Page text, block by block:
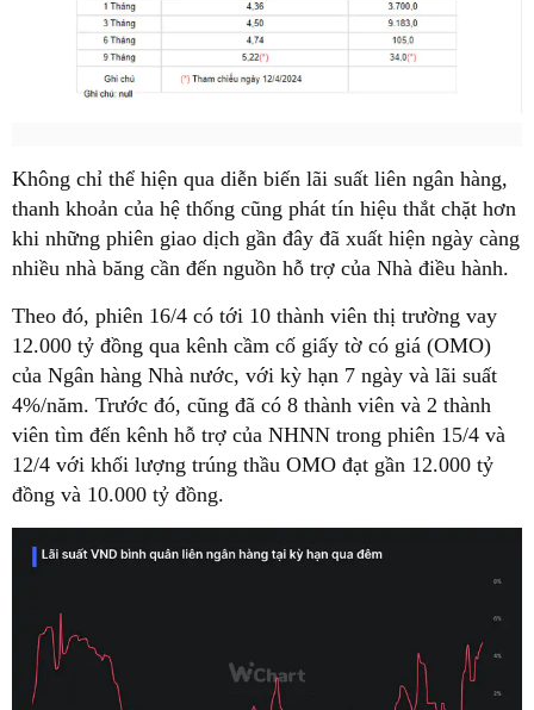
Không chỉ thể hiện qua diễn biến lãi suất liên ngân hàng,
thanh khoản của hệ thống cũng phát tín hiệu thắt chặt hơn
khi những phiên giao dịch gần đây đã xuất hiện ngày càng
nhiều nhà băng cần đến nguồn hỗ trợ của Nhà điều hành.
Theo đó, phiên 16/4 có tới 10 thành viên thị trường vay
12.000 tỷ đồng qua kênh cầm cố giấy tờ có giá (OMO)
của Ngân hàng Nhà nước, với kỳ hạn 7 ngày và lãi suất
4%/năm. Trước đó, cũng đã có 8 thành viên và 2 thành
viên tìm đến kênh hỗ trợ của NHNN trong phiên 15/4 và
12/4 với khối lượng trúng thầu OMO đạt gần 12.000 tỷ
đồng và 10.000 tỷ đồng.